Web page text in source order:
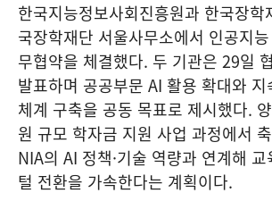
한국지능정보사회진흥원과 한국장학
국장학재단 서울사무소에서 인공지
무협약을 체결했다. 두 기관은 29일
발표하며 공공부문 AI 활용 확대와
체계 구축을 공동 목표로 제시했다.
원 규모 학자금 지원 사업 과정에서
NIA의 AI 정책·기술 역량과 연계해
털 전환을 가속한다는 계획이다.